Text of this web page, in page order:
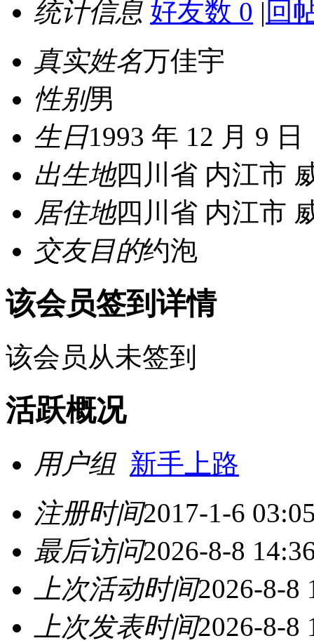
统计信息 好友数 0 | 回
真实姓名万佳宇
性别男
生日1993 年 12 月 9 日
出生地四川省 内江市
居住地四川省 内江市
交友目的约泡
该会员签到详情
该会员从未签到
活跃概况
用户组 新手上路
注册时间2017-1-6
最后访问2026-8-8
上次活动时间2026-8-8
上次发表时间2026-8-8